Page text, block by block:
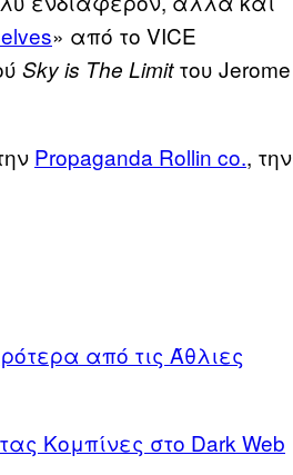
» από το VΙCE
Sky is The Limitτου Jerome
Propaganda Rollin co., την
από τις Άθλιες
Κομπίνες στο Dark Web